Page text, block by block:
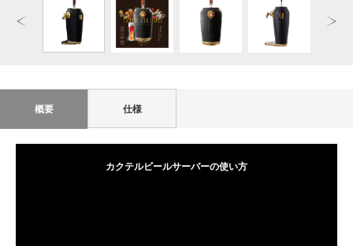
概要 仕様
カクテルビールサーバーの使い方